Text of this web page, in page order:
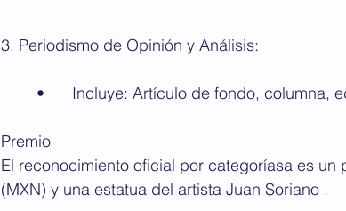
3. Periodismo de Opinión y Análisis:
•	Incluye: Artículo de fondo, columna,
Premio
El reconocimiento oficial por categoríasa es
(MXN) y una estatua del artista Juan Soriano .